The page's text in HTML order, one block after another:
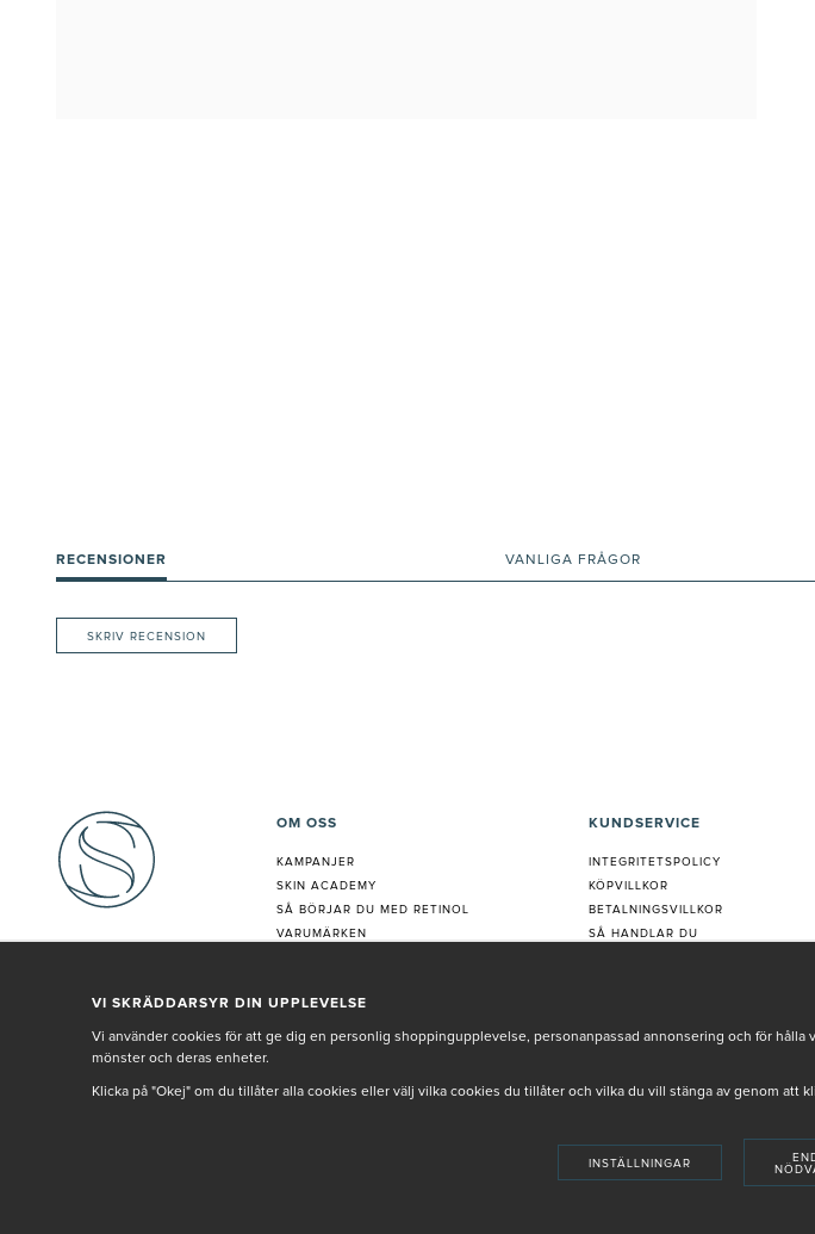
RECENSIONER VANLIGA FRÅGOR
SKRIV RECENSION
OM OSS
KAMPANJER
SKIN ACADEMY
SÅ BÖRJAR DU MED RETINOL
VARUMÄRKEN
VÅR PERSONAL
KUNDSERVICE
INTEGRITETSPOLICY
KÖPVILLKOR
BETALNINGSVILLKOR
SÅ HANDLAR DU
REKLAMATION
VI SKRÄDDARSYR DIN UPPLEVELSE
Vi använder cookies för att ge dig en personlig shoppingupplevelse, personanpassad annonsering och för
mönster och deras enheter.
Klicka på "Okej" om du tillåter alla cookies eller välj vilka cookies du tillåter och vilka du vill stänga av genom att
INSTÄLLNINGAR